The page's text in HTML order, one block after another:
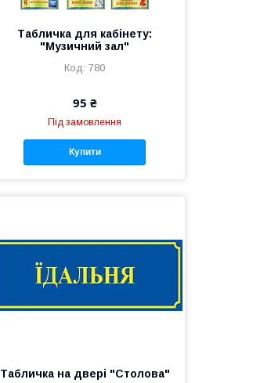
Табличка для кабінету:
"Музичний зал"
780
95 ₴
Під замовлення
Купити
Табличка на двері "Столова"